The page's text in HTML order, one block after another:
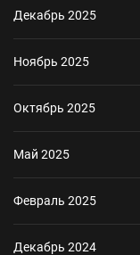
Декабрь 2025
Ноябрь 2025
Октябрь 2025
Май 2025
Февраль 2025
Декабрь 2024